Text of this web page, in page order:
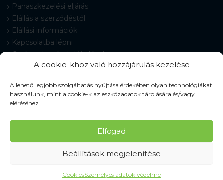
A cookie-khoz való hozzájárulás kezelése
A lehető legjobb szolgáltatás nyújtása érdekében olyan technológiákat
használunk, mint a cookie-k az eszközadatok tárolására és/vagy
eléréséhez.
Elfogad
Beállítások megjelenítése
CookiesSzemélyes adatok védelme
Panaszkezelési eljárás
Elállás a szerződéstől
Elállási információk
Kapcsolatba lépni
Gyakran Ismételt Kérdések
Cookie-beállítások